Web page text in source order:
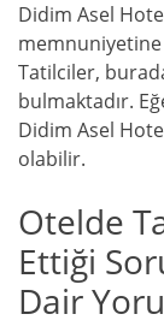
Didim Asel
Tatilciler,
bulmaktadır.
Didim Asel
olabilir.
Otelde
Ettiği
Dair